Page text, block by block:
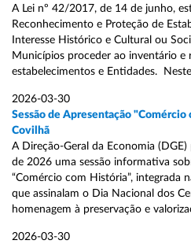
A Lei nº 42/2017, de 14 de junho,
Reconhecimento e Proteção de
Interesse Histórico e Cultural ou
Municípios proceder ao inventário e
estabelecimentos e Entidades.
2026-03-30
Sessão de Apresentação
Covilhã
A Direção-Geral da Economia
de 2026 uma sessão informativa
“Comércio com História”, integrada
que assinalam o Dia Nacional dos
homenagem à preservação e
2026-03-30